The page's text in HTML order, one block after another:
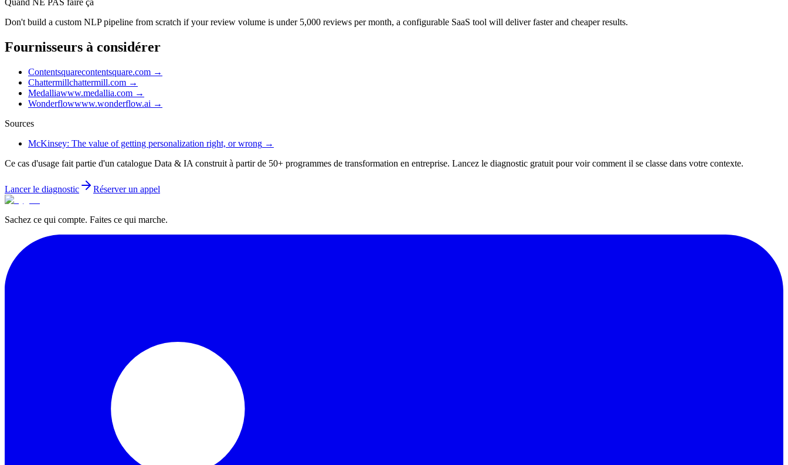
Quand NE PAS faire ça
Don't build a custom NLP pipeline from scratch if your review volume is under 5,000 reviews per month, a configurable SaaS tool will deliver faster and cheaper results.
Fournisseurs à considérer
Contentsquarecontentsquare.com →
Chattermillchattermill.com →
Medalliawww.medallia.com →
Wonderflowwww.wonderflow.ai →
Sources
McKinsey: The value of getting personalization right, or wrong →
Ce cas d'usage fait partie d'un catalogue Data & IA construit à partir de 50+ programmes de transformation en entreprise. Lancez le diagnostic gratuit pour voir comment il se classe dans votre contexte.
Lancer le diagnostic Réserver un appel
Sachez ce qui compte. Faites ce qui marche.